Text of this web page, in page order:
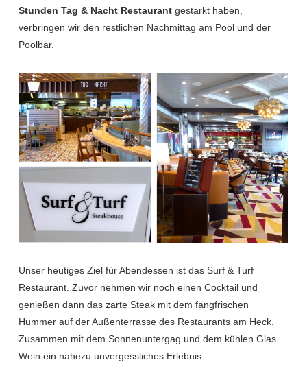
Stunden Tag & Nacht Restaurantgestärkt haben,
verbringen wir den restlichen Nachmittag am Pool und der
Poolbar.
Unser heutiges Ziel für Abendessen ist das Surf & Turf
Restaurant. Zuvor nehmen wir noch einen Cocktail und
genießen dann das zarte Steak mit dem fangfrischen
Hummer auf der Außenterrasse des Restaurants am Heck.
Zusammen mit dem Sonnenuntergag und dem kühlen Glas
Wein ein nahezu unvergessliches Erlebnis.